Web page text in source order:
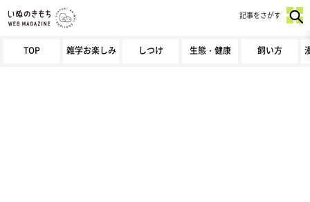
TOP 雑学お楽しみ しつけ 生態・健康 飼い方
記事をさがす